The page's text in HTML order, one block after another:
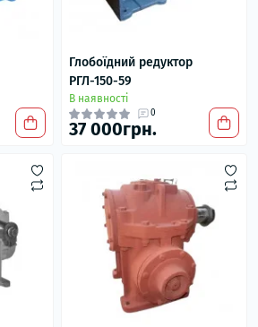
Глобоїдний редуктор
РГЛ-150-59
В наявності
0
37 000грн.